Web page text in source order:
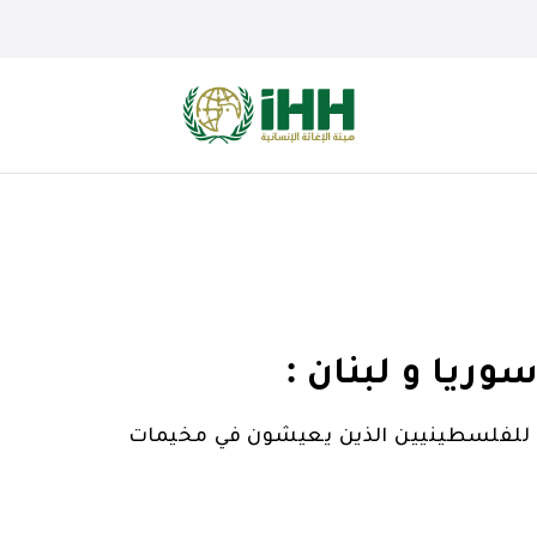
و لبنان :
للفلسطينيين الذين يعيشون في مخيمات